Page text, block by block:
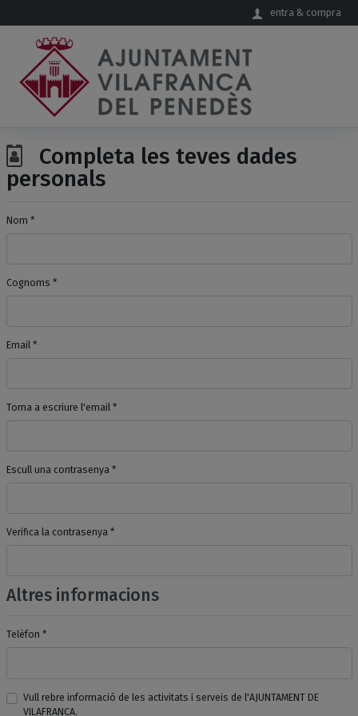
entra & compra
Completa les teves dades
personals
Nom *
Cognoms *
Email *
Torna a escriure l'email *
Escull una contrasenya *
Verifica la contrasenya *
Altres informacions
Telèfon *
Vull rebre informació de les activitats i serveis de l'AJUNTAMENT DE
VILAFRANCA.